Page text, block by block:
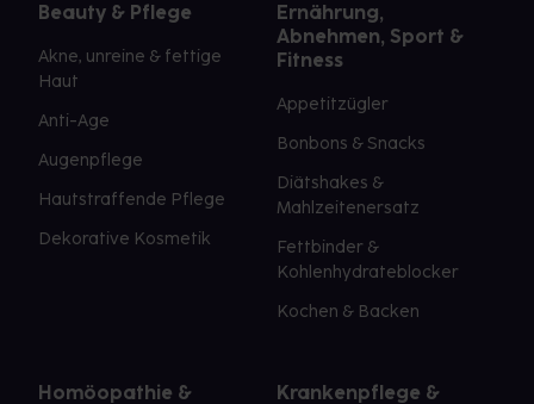
Beauty & Pflege
Akne, unreine & fettige
Haut
Anti-Age
Augenpflege
Hautstraffende Pflege
Dekorative Kosmetik
Ernährung,
Abnehmen, Sport &
Fitness
Appetitzügler
Bonbons & Snacks
Diätshakes &
Mahlzeitenersatz
Fettbinder &
Kohlenhydrateblocker
Kochen & Backen
Homöopathie &
Krankenpflege &